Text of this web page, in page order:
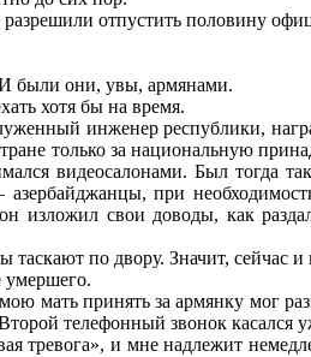
отпустить половину
И были они, увы, армянами.
хотя бы на время.
инженер республики,
только за национальную
видеосалонами. Был тогда
при
изложил свои доводы, как
таскают по двору. Значит, сейчас
умершего.
мать принять за армянку мог
телефонный звонок касался
тревога», и мне надлежит